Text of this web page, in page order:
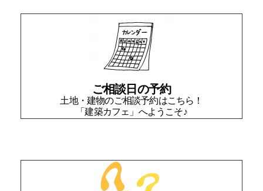
ご相談日の予約
土地・建物のご相談予約はこちら！
「建築カフェ」へようこそ♪